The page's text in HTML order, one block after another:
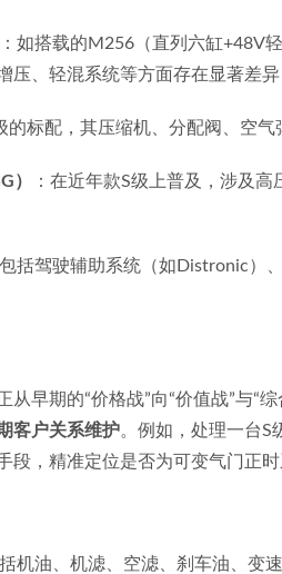
：如搭载的M256（直列六缸
压、轻混系统等方面存在显著差异
的标配，其压缩机、分配阀、空
）
：在近年款S级上普及，涉及
包括驾驶辅助系统（如Distronic）
正从早期的“价格战”向“价值战”
客户关系维护。例如，处理一台S
段，精准定位是否为可变气门正
括机油、机滤、空滤、刹车油、变